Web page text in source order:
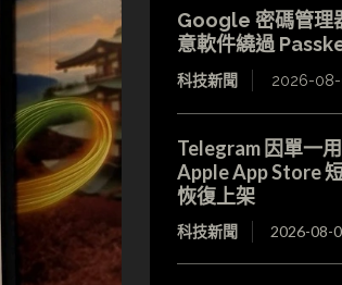
Google 密碼管
意軟件繞過
科技新聞 2026-
Telegram 因單一
Apple App Store
恢復上架
科技新聞 2026-08-